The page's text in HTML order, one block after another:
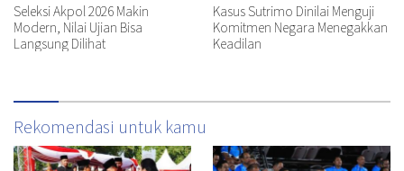
Seleksi Akpol 2026 Makin
Modern, Nilai Ujian Bisa
Langsung Dilihat
Kasus Sutrimo Dinilai Menguji
Komitmen Negara Menegakkan
Keadilan
Rekomendasi untuk kamu